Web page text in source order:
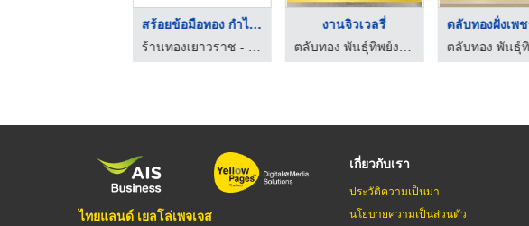
สร้อยข้อมือทอง กำไรท ...
ร้านทองเยาวราช - ห้างขายทองโง้วชั้งเซ้ง
งานจิวเวลรี่
ตลับทอง พันธ์ุทิพย์งามวงศ์วาน
ไทยแลนด์ เยลโล่เพจเจส
เกี่ยวกับเรา
ประวัติความเป็นมา
นโยบายความเป็นส่วนตัว